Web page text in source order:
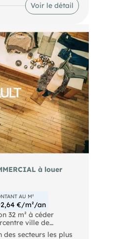
Activités autorisées :
● Loyer annuel : 28
26/7/167
Voir le détail
à louer
AU M²
€/m²/an
m² à céder 
ville de
secteurs les plus